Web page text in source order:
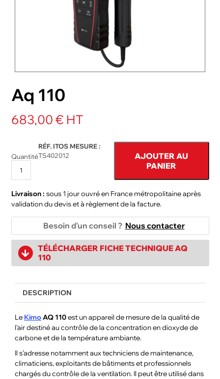
ACCESSOIRES ET PIÈCES DÉTACHÉES
Aq 110
683,00 € HT
Quantité
RÉF. ITOS MESURE :
TS402012
AJOUTER AU
PANIER
Livraison : sous 1 jour ouvré en France métropolitaine après
validation du devis et à règlement de la facture.
Besoin d'un conseil ? Nous contacter
TÉLÉCHARGER FICHE TECHNIQUE AQ
110
DESCRIPTION
Le KimoAQ 110est un appareil de mesure de la qualité de
l’air destiné au contrôle de la concentration en dioxyde de
carbone et de la température ambiante.
Il s’adresse notamment aux techniciens de maintenance,
climaticiens, exploitants de bâtiments et professionnels
chargés du contrôle de la ventilation. Il peut être utilisé dans